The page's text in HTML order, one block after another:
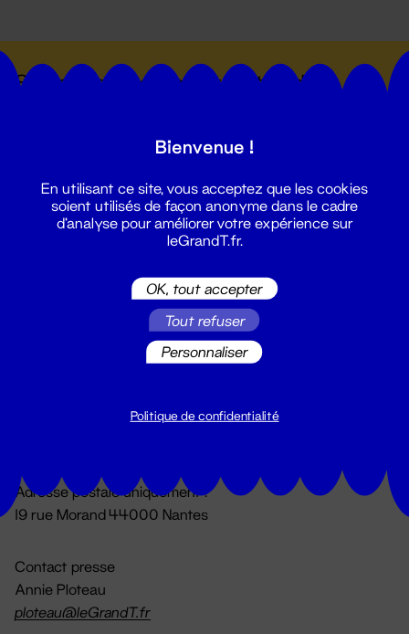
Suivez toutes les actualités du
Du lundi au vendredi 14h → 18h
Adresse postale uniquement :
19 rue Morand 44000 Nantes
Contact presse
Annie Ploteau
ploteau@leGrandT.fr
Bienvenue !
En utilisant ce site, vous acceptez que les cookies
soient utilisés de façon anonyme dans le cadre
d'analyse pour améliorer votre expérience sur
leGrandT.fr.
OK, tout accepter
Tout refuser
Personnaliser
Politique de confidentialité